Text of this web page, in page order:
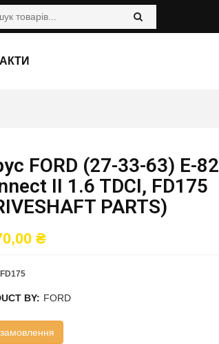
FORD (27-33-63) E-82
II 1.6 TDCI, FD175
PARTS)
₴
FD175
BY: FORD